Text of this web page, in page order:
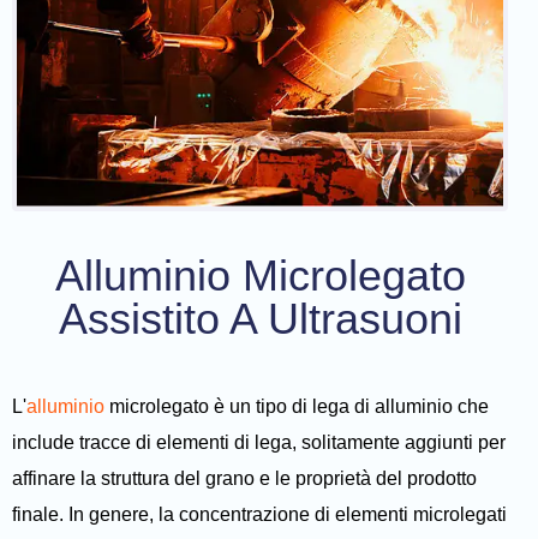
Alluminio Microlegato
Assistito A Ultrasuoni
L'alluminio microlegato è un tipo di lega di alluminio che
include tracce di elementi di lega, solitamente aggiunti per
affinare la struttura del grano e le proprietà del prodotto
finale. In genere, la concentrazione di elementi microlegati